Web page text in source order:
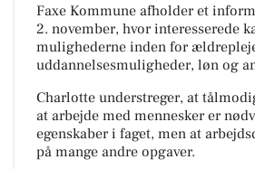
Faxe Kommune afholder et
2. november, hvor interesserede
mulighederne inden for
uddannelsesmuligheder, løn og
Charlotte understreger, at
at arbejde med mennesker er
egenskaber i faget, men at
på mange andre opgaver.